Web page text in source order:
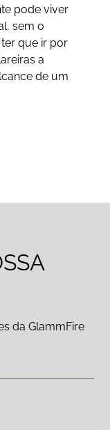
pode viver
sem o
que ir por
a
de um
da GlammFire